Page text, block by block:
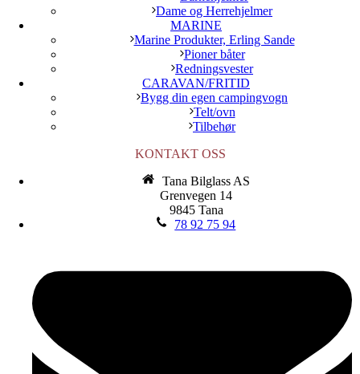
Dame og Herrehjelmer
MARINE
Marine Produkter, Erling Sande
Pioner båter
Redningsvester
CARAVAN/FRITID
Bygg din egen campingvogn
Telt/ovn
Tilbehør
KONTAKT OSS
Tana Bilglass AS
Grenvegen 14
9845 Tana
78 92 75 94